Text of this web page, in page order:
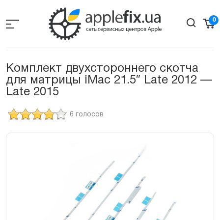
the
0
Комплект двухстороннего скотча
для матрицы iMac 21.5″ Late 2012 —
Late 2015
6 голосов